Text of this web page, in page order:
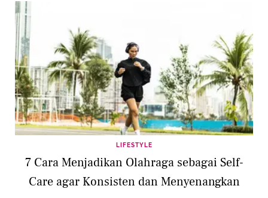
LIFESTYLE
7 Cara Menjadikan Olahraga sebagai Self-
Care agar Konsisten dan Menyenangkan